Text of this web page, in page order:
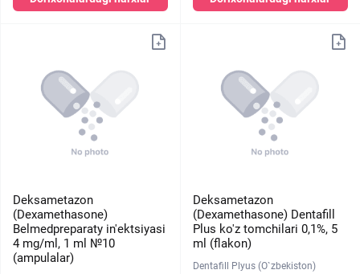
Deksametazon
(Dexamethasone)
Belmedpreparaty in'ektsiyasi
4 mg/ml, 1 ml №10
(ampulalar)
Deksametazon
(Dexamethasone) Dentafill
Plus ko'z tomchilari 0,1%, 5
ml (flakon)
Dentafill Plyus (O`zbekiston)